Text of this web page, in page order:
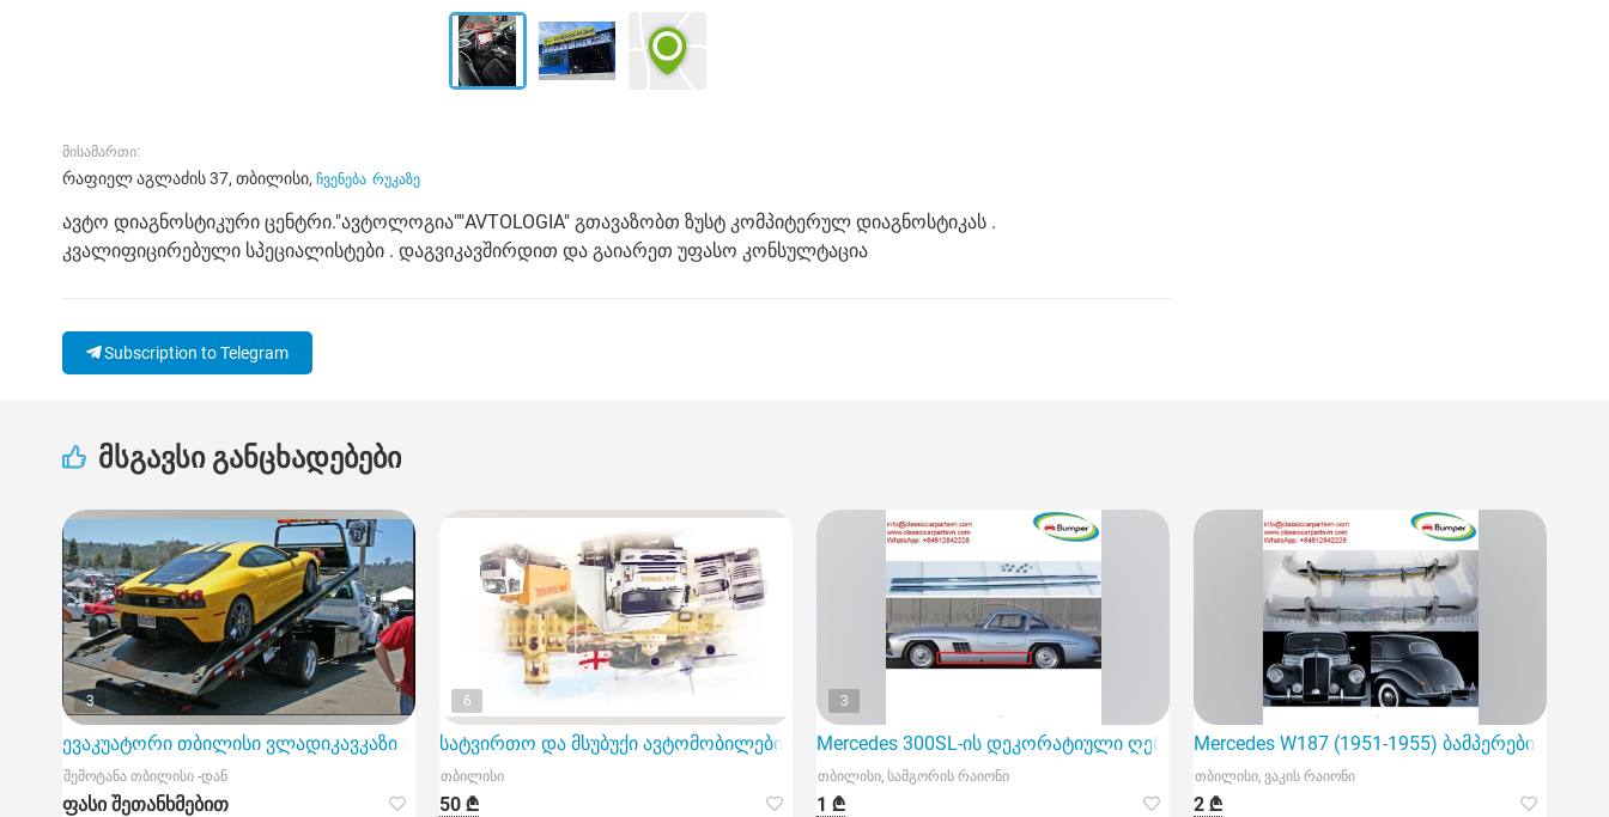
მისამართი:
რაფიელ აგლაძის 37, თბილისი, ჩვენება რუკაზე
ავტო დიაგნოსტიკური ცენტრი."ავტოლოგია""AVTOLOGIA" გთავაზობთ ზუსტ კომპიტერულ დიაგნოსტიკას .
კვალიფიცირებული სპეციალისტები . დაგვიკავშირდით და გაიარეთ უფასო კონსულტაცია
Subscription to Telegram
მსგავსი განცხადებები
3
ევაკუატორი თბილისი ვლადიკავკაზი (ორჯონიკიძე)
შემოტანა თბილისი -დან
ფასი შეთანხმებით
6
სატვირთო და მსუბუქი ავტომობილების ადგილზე შეკეთება. მექანიკოსები ადგილზე. ადგილზე შეკეთება.
თბილისი
50 ₾
3
Mercedes 300SL-ის დეკორატიული ღეროს რაფის მორთვა
თბილისი, სამგორის რაიონი
1 ₾
Mercedes W187 (1951-1955) ბამპერები
თბილისი, ვაკის რაიონი
2 ₾